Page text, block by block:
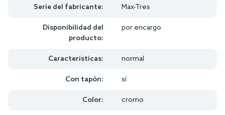
Serie del fabricante: Max-Tres
Disponibilidad del
producto:
por encargo
Características: normal
Con tapón: sí
Color: cromo